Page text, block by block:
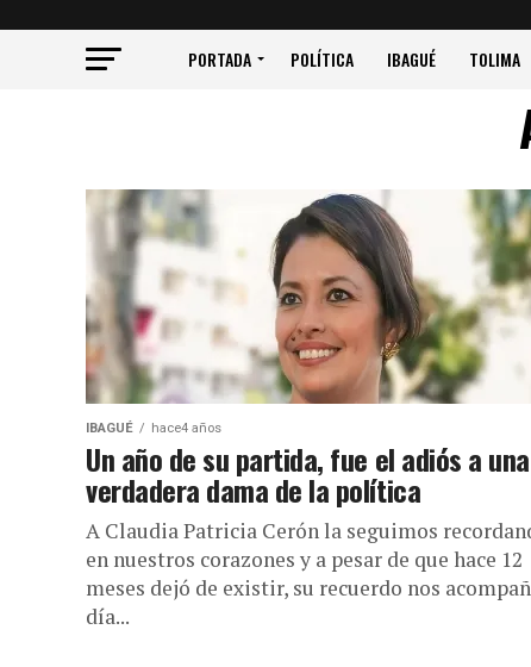
PORTADA POLÍTICA IBAGUÉ TOLIMA
IBAGUÉ hace4 años
Un año de su partida, fue el adiós a una
verdadera dama de la política
A Claudia Patricia Cerón la seguimos
en nuestros corazones y a pesar de que hace 12
meses dejó de existir, su recuerdo nos
día...